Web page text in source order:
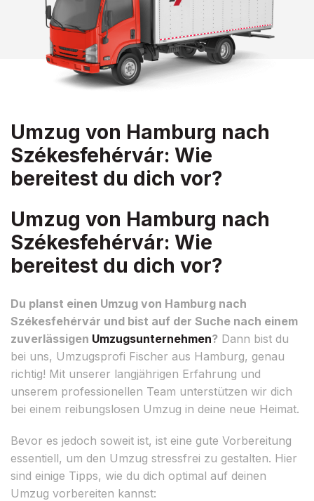
Umzug von Hamburg nach
Székesfehérvár: Wie
bereitest du dich vor?
Umzug von Hamburg nach
Székesfehérvár: Wie
bereitest du dich vor?
Du planst einen Umzug von Hamburg nach
Székesfehérvár und bist auf der Suche nach einem
zuverlässigen Umzugsunternehmen? Dann bist du
bei uns, Umzugsprofi Fischer aus Hamburg, genau
richtig! Mit unserer langjährigen Erfahrung und
unserem professionellen Team unterstützen wir dich
bei einem reibungslosen Umzug in deine neue Heimat.
Bevor es jedoch soweit ist, ist eine gute Vorbereitung
essentiell, um den Umzug stressfrei zu gestalten. Hier
sind einige Tipps, wie du dich optimal auf deinen
Umzug vorbereiten kannst: